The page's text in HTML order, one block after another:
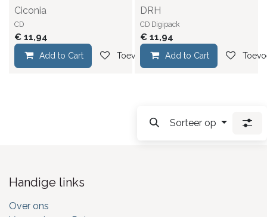
Ciconia
CD
€ 11,94
Add to Cart Toevoegen aan verlanglijst
DRH
CD Digipack
€ 11,94
Add to Cart
Sorteer op
Handige links
Over ons